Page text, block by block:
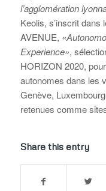
l’agglomération
Keolis, s’inscrit dans
AVENUE,
Experience»,
HORIZON 2020,
autonomes dans les
Genève,
retenues comme
Share this entry